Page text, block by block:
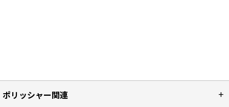
ポリッシャー関連